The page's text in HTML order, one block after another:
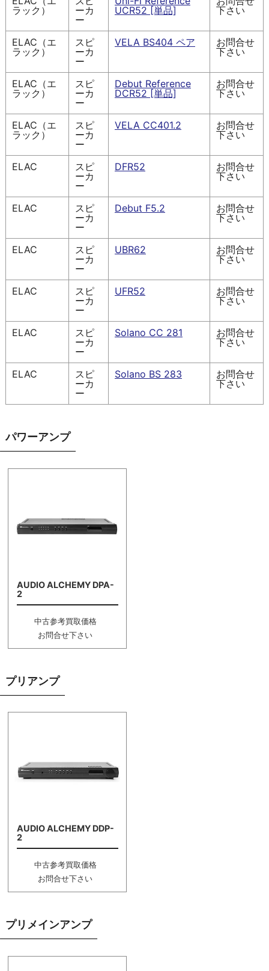
ラック）
ーカ
ー
UCR52 [単品]
下さい
ELAC（エ
ラック）
スピ
ーカ
ー
VELA BS404 ペア
お問合せ
下さい
ELAC（エ
ラック）
スピ
ーカ
ー
Debut Reference
DCR52 [単品]
お問合せ
下さい
ELAC（エ
ラック）
スピ
ーカ
ー
VELA CC401.2
お問合せ
下さい
ELAC
スピ
ーカ
ー
DFR52
お問合せ
下さい
ELAC
スピ
ーカ
ー
Debut F5.2
お問合せ
下さい
ELAC
スピ
ーカ
ー
UBR62
お問合せ
下さい
ELAC
スピ
ーカ
ー
UFR52
お問合せ
下さい
ELAC
スピ
ーカ
ー
Solano CC 281
お問合せ
下さい
ELAC
スピ
ーカ
ー
Solano BS 283
お問合せ
下さい
パワーアンプ
AUDIO ALCHEMY DPA-
2
中古参考買取価格
お問合せ下さい
プリアンプ
AUDIO ALCHEMY DDP-
2
中古参考買取価格
お問合せ下さい
プリメインアンプ